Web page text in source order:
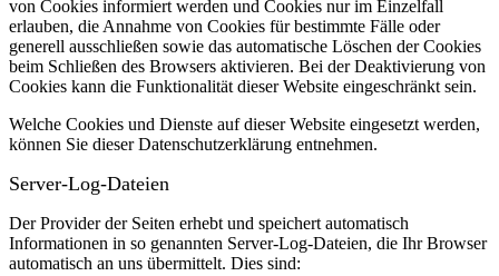
von Cookies informiert werden und Cookies nur im Einzelfall
erlauben, die Annahme von Cookies für bestimmte Fälle oder
generell ausschließen sowie das automatische Löschen der Cookies
beim Schließen des Browsers aktivieren. Bei der Deaktivierung von
Cookies kann die Funktionalität dieser Website eingeschränkt sein.
Welche Cookies und Dienste auf dieser Website eingesetzt werden,
können Sie dieser Datenschutzerklärung entnehmen.
Server-Log-Dateien
Der Provider der Seiten erhebt und speichert automatisch
Informationen in so genannten Server-Log-Dateien, die Ihr Browser
automatisch an uns übermittelt. Dies sind: